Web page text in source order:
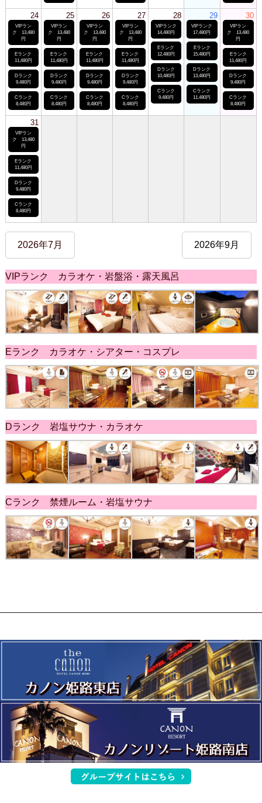
24
VIPラン
ク 13,480
円
Eランク
11,480円
Dランク
9,480円
Cランク
8,480円
25
VIPラン
ク 13,480
円
Eランク
11,480円
Dランク
9,480円
Cランク
8,480円
26
VIPラン
ク 13,480
円
Eランク
11,480円
Dランク
9,480円
Cランク
8,480円
27
VIPラン
ク 13,480
円
Eランク
11,480円
Dランク
9,480円
Cランク
8,480円
28
VIPランク
14,480円
Eランク
12,480円
Dランク
10,480円
Cランク
9,480円
29
VIPランク
17,480円
Eランク
15,480円
Dランク
13,480円
Cランク
11,480円
30
VIPラン
ク 13,480
円
Eランク
11,480円
Dランク
9,480円
Cランク
8,480円
31
VIPラン
ク 13,480
円
Eランク
11,480円
Dランク
9,480円
Cランク
8,480円
2026年7月 2026年9月
VIPランク カラオケ・岩盤浴・露天風呂
Eランク カラオケ・シアター・コスプレ
Dランク 岩塩サウナ・カラオケ
Cランク 禁煙ルーム・岩塩サウナ